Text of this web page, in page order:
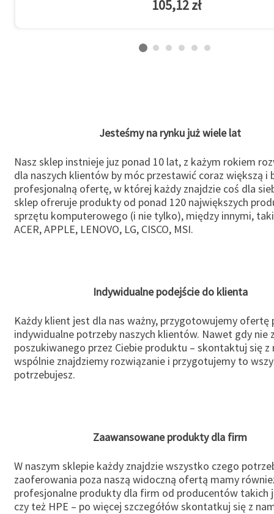
105,12 zł
Jesteśmy na rynku już wiele lat
Nasz sklep instnieje juz ponad 10 lat, z każym rokiem
dla naszych klientów by móc przestawić coraz większą i
profesjonalną ofertę, w której każdy znajdzie coś dla
sklep ofreruje produkty od ponad 120 największych
sprzętu komputerowego (i nie tylko), między innymi,
ACER, APPLE, LENOVO, LG, CISCO, MSI.
Indywidualne podejście do klienta
Każdy klient jest dla nas ważny, przygotowujemy ofertę
indywidualne potrzeby naszych klientów. Nawet gdy nie
poszukiwanego przez Ciebie produktu – skontaktuj się z
wspólnie znajdziemy rozwiązanie i przygotujemy to
potrzebujesz.
Zaawansowane produkty dla firm
W naszym sklepie każdy znajdzie wszystko czego
zaoferowania poza naszą widoczną ofertą mamy
profesjonalne produkty dla firm od producentów takich
czy też HPE – po więcej szczegółów skontatkuj się z